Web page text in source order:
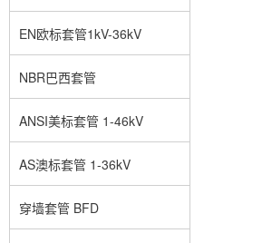
EN欧标套管1kV-36kV
NBR巴西套管
ANSI美标套管 1-46kV
AS澳标套管 1-36kV
穿墙套管 BFD